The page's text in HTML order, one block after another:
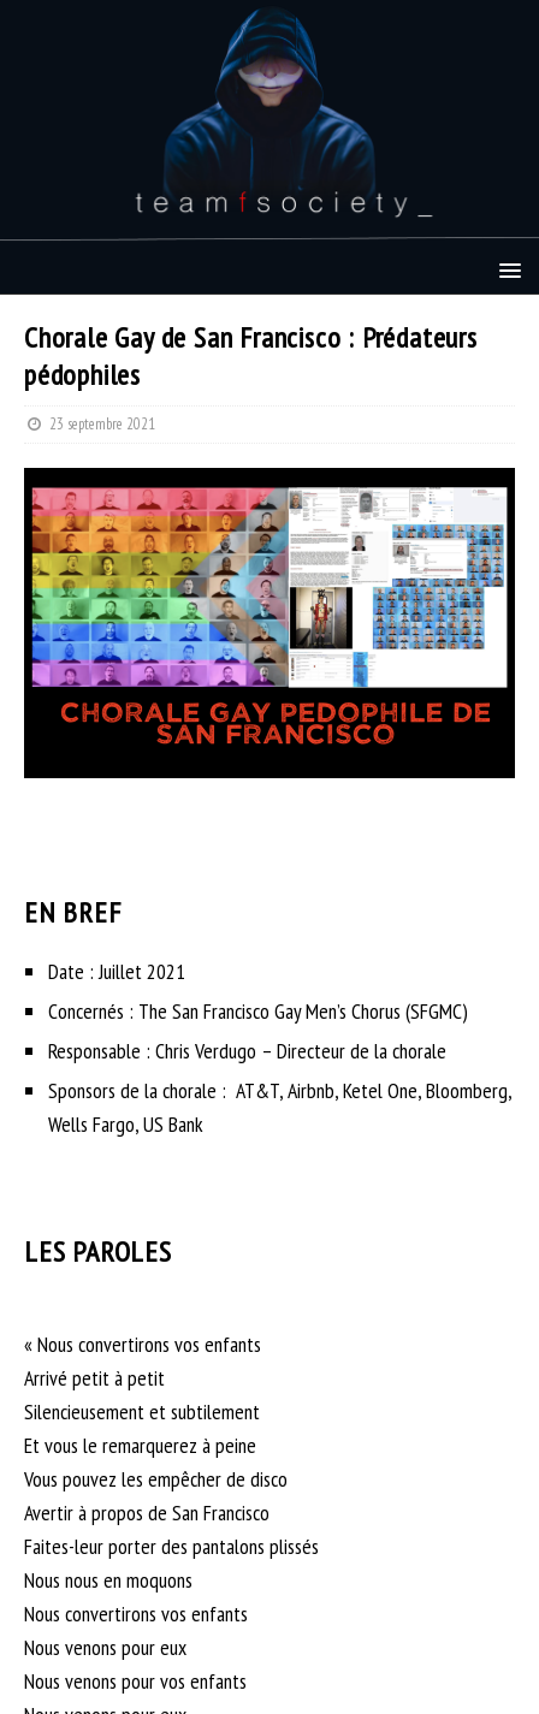
Chorale Gay de San Francisco : Prédateurs
pédophiles
23 septembre 2021
EN BREF
Date : Juillet 2021
Concernés : The San Francisco Gay Men’s Chorus (SFGMC)
Responsable : Chris Verdugo – Directeur de la chorale
Sponsors de la chorale : AT&T, Airbnb, Ketel One, Bloomberg,
Wells Fargo, US Bank
LES PAROLES
« Nous convertirons vos enfants
Arrivé petit à petit
Silencieusement et subtilement
Et vous le remarquerez à peine
Vous pouvez les empêcher de disco
Avertir à propos de San Francisco
Faites-leur porter des pantalons plissés
Nous nous en moquons
Nous convertirons vos enfants
Nous venons pour eux
Nous venons pour vos enfants